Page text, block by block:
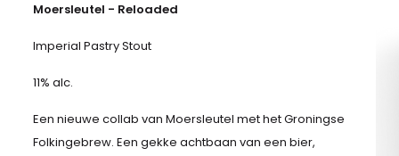
Moersleutel - Reloaded
Imperial Pastry Stout
11% alc.
Een nieuwe collab van Moersleutel met het Groningse
Folkingebrew. Een gekke achtbaan van een bier,